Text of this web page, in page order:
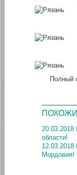
Полный
20.03.2018
области!
12.03.2018
Мордовия!